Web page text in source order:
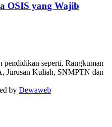
OSIS yang Wajib
pendidikan seperti, Rangkuman
Jurusan Kuliah, SNMPTN dan
by Dewaweb